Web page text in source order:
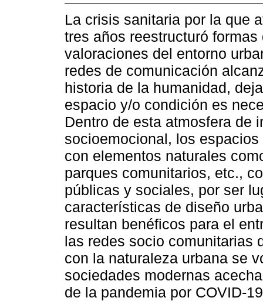
La crisis sanitaria por la que
tres años reestructuró
valoraciones del entorno
redes de comunicación
historia de la humanidad,
espacio y/o condición es
Dentro de esta atmosfera de
socioemocional, los
con elementos naturales
parques comunitarios, etc.,
públicas y sociales, por ser
características de diseño
resultan benéficos para el
las redes socio comunitarias
con la naturaleza urbana se
sociedades modernas
de la pandemia por COVID-